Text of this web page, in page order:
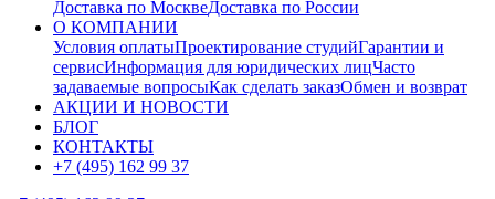
Доставка по МосквеДоставка по России
О КОМПАНИИ
Условия оплатыПроектирование студийГарантии и
сервисИнформация для юридических лицЧасто
задаваемые вопросыКак сделать заказОбмен и возврат
АКЦИИ И НОВОСТИ
БЛОГ
КОНТАКТЫ
+7 (495) 162 99 37